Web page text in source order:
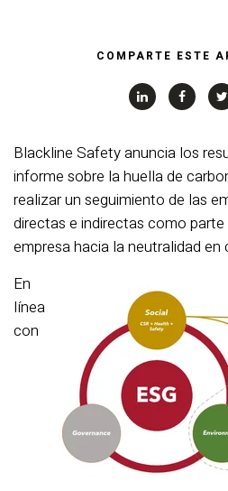
COMPARTE ESTE
Blackline Safety anuncia los
informe sobre la huella de
realizar un seguimiento de las
directas e indirectas como
empresa hacia la neutralidad en
En
línea
con